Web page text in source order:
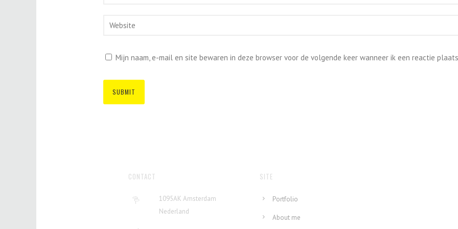
Mijn naam, e-mail en site bewaren in deze browser voor de volgende keer wanneer ik een reactie
CONTACT
1095AK Amsterdam
Nederland
SITE
Portfolio
About me